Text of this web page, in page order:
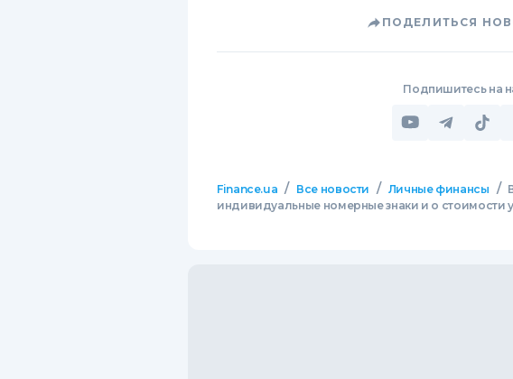
ПОДЕЛИТЬСЯ
Подпишитесь на
Finance.ua / Все новости / Личные финансы /
индивидуальные номерные знаки и о стоимости